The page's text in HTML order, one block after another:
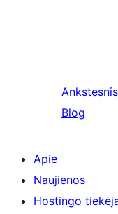
Ankstesnis
Blog
Apie
Naujienos
Hostingo